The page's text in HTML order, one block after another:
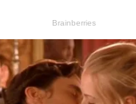
Brainberries